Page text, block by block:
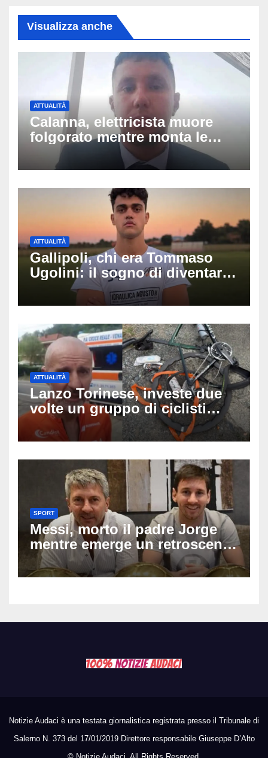
Visualizza anche
ATTUALITÀ
Calanna, elettricista muore
folgorato mentre monta le
luminarie della festa: chi era
Fabio Calabrò e cosa è
ATTUALITÀ
Gallipoli, chi era Tommaso
Ugolini: il sogno di diventare
medico e la fascia da
capitano, il dolore di Bologna
ATTUALITÀ
Lanzo Torinese, investe due
volte un gruppo di ciclisti
dopo una lite: arrestato
73enne, il racconto choc di un
SPORT
Messi, morto il padre Jorge
mentre emerge un retroscena
choc: le minacce di morte al
fuoriclasse durante i Mondiali
Notizie Audaci è una testata giornalistica registrata presso il Tribunale di
Salerno N. 373 del 17/01/2019 Direttore responsabile Giuseppe D’Alto